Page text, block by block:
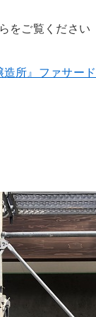
をご覧ください
造所』ファサード